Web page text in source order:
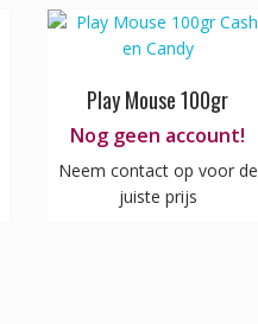
Play Mouse 100gr
Nog geen account!
Neem contact op voor de
juiste prijs